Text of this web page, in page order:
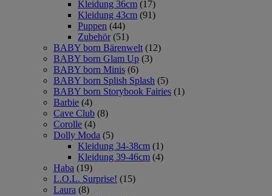
Kleidung 36cm (17)
Kleidung 43cm (91)
Puppen (44)
Zubehör (51)
BABY born Bärenwelt (12)
BABY born Glam Up (3)
BABY born Minis (6)
BABY born Splish Splash (5)
BABY born Storybook Fairies (1)
Barbie (4)
Cave Club (8)
Corolle (4)
Dolly Moda (5)
Kleidung 34-38cm (1)
Kleidung 39-46cm (4)
Haba (19)
L.O.L. Surprise! (15)
Laura (8)